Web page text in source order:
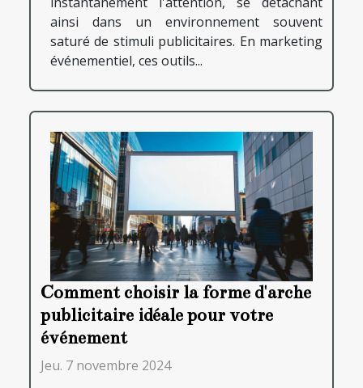
ainsi dans un environnement souvent
saturé de stimuli publicitaires. En marketing
événementiel, ces outils...
Comment choisir la forme d'arche
publicitaire idéale pour votre
événement
Jeu. 7 novembre 2024